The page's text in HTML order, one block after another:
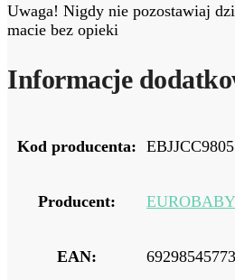
Uwaga! Nigdy nie pozostawiaj
macie bez opieki
Informacje
Kod producenta: EBJJCC9805
Producent: EUROBABY
EAN: